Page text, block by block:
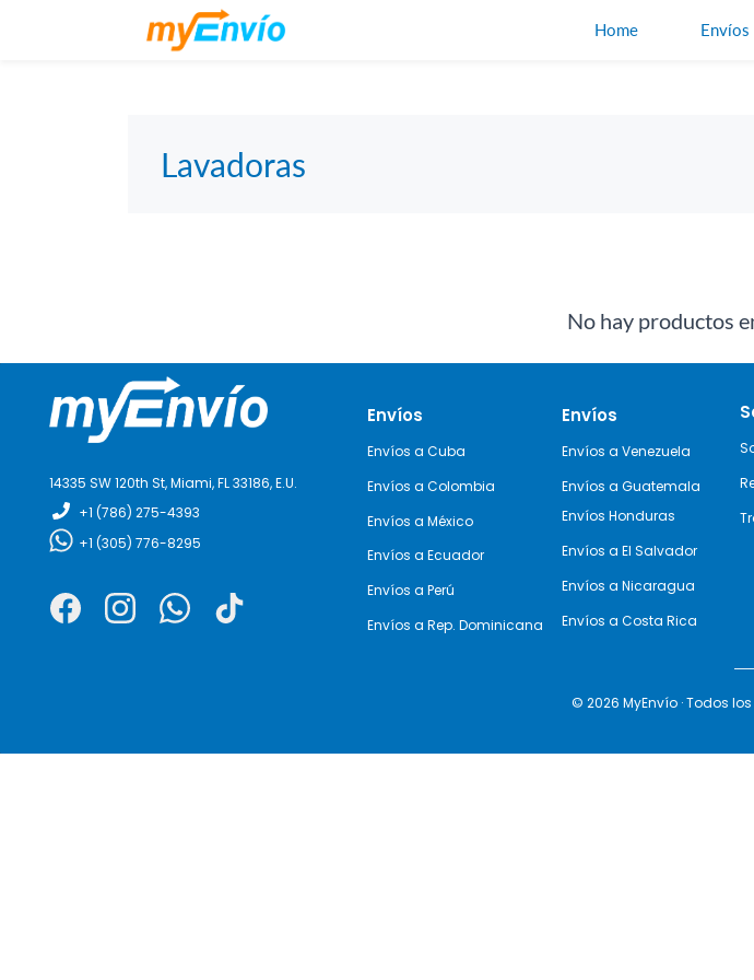
Home Envíos
Lavadoras
No hay productos
14335 SW 120th St, Miami,FL 33186, E.U.
+1 (786) 275-4393
+1 (305) 776-8295
Envíos
Envíos a Cuba
Envíos a Colombia
Envíos a México
Envíos a Ecuador
Envíos a Perú
Envíos a Rep. Dominicana
Envíos
Envíos a Venezuela
Envíos a Guatemala
Envíos Honduras
Envíos a El Salvador
Envíos a Nicaragua
Envíos a Costa Rica
© 2026 MyEnvío · Todos